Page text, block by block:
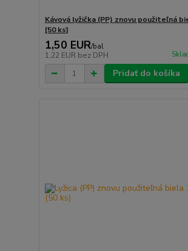
Kávová lyžička (PP) znovu použiteľná
[50 ks]
1,50 EUR/bal
1,22 EUR bez DPH
Pridať do košíka